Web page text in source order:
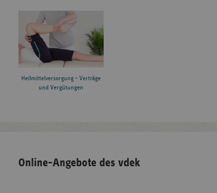
Heilmittelversorgung – Verträge
und Vergütungen
Online-Angebote des vdek